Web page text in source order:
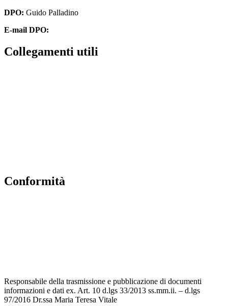
DPO: Guido Palladino
E-mail DPO:
collegamenti utili
conformità
Responsabile della trasmissione e pubblicazione di documenti
informazioni e dati ex. Art. 10 d.lgs 33/2013 ss.mm.ii. – d.lgs
97/2016 Dr.ssa Maria Teresa Vitale